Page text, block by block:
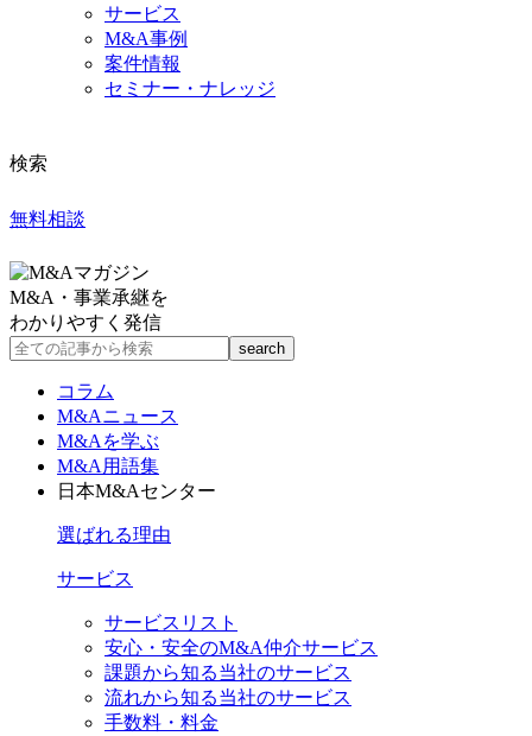
サービス
M&A事例
案件情報
セミナー・ナレッジ
検索
無料相談
M&A・事業承継を
わかりやすく発信
コラム
M&Aニュース
M&Aを学ぶ
M&A用語集
日本M&Aセンター
選ばれる理由
サービス
サービスリスト
安心・安全のM&A仲介サービス
課題から知る当社のサービス
流れから知る当社のサービス
手数料・料金